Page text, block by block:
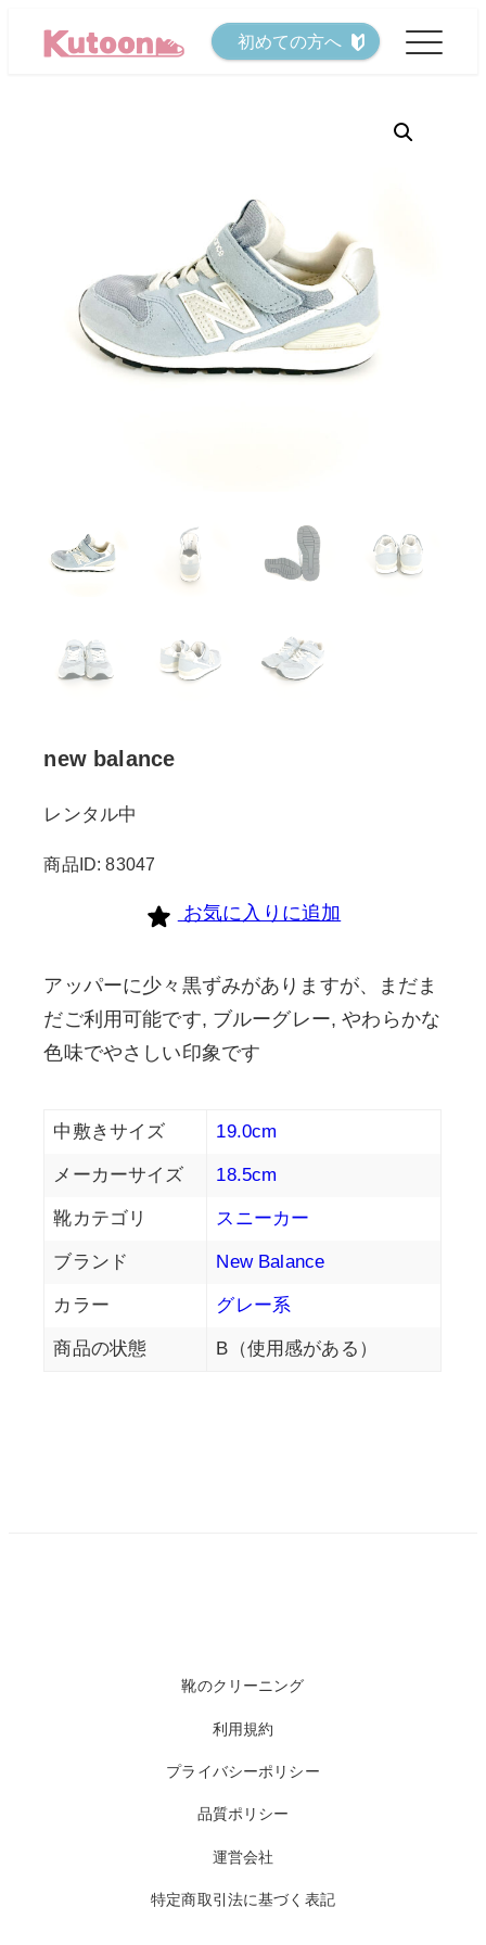
初めての方へ
new balance
レンタル中
商品ID: 83047
お気に入りに追加
アッパーに少々黒ずみがありますが、まだま
だご利用可能です, ブルーグレー, やわらかな
色味でやさしい印象です
中敷きサイズ 19.0cm
メーカーサイズ 18.5cm
靴カテゴリ スニーカー
ブランド New Balance
カラー グレー系
商品の状態 B（使用感がある）
靴のクリーニング
利用規約
プライバシーポリシー
品質ポリシー
運営会社
特定商取引法に基づく表記